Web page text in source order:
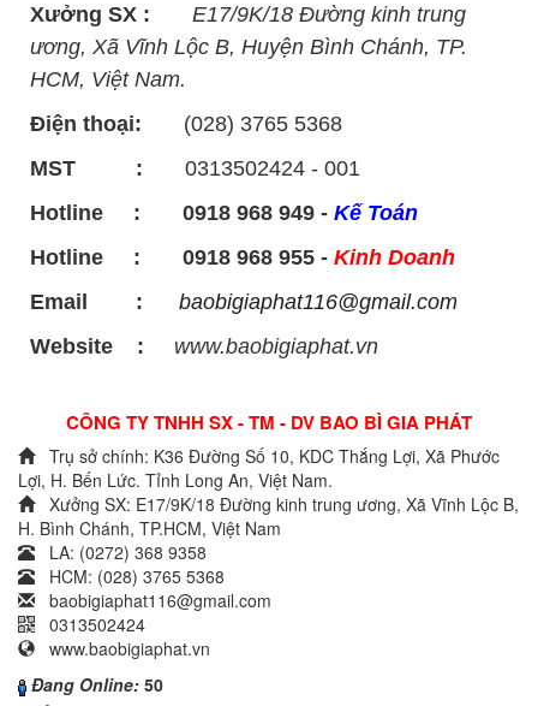
Xưởng SX :
E17/9K/18 Đường kinh trung
ương, Xã Vĩnh Lộc B, Huyện Bình Chánh, TP.
HCM, Việt Nam.
Điện thoại: (028) 3765 5368
MST : 0313502424 - 001
Hotline : 0918 968 949 - Kế Toán
Hotline : 0918 968 955 - Kinh Doanh
Email : baobigiaphat116@gmail.com
Website : www.baobigiaphat.vn
CÔNG TY TNHH SX - TM - DV BAO BÌ GIA PHÁT
Trụ sở chính: K36 Đường Số 10, KDC Thắng Lợi, Xã Phước
Lợi, H. Bến Lức. Tỉnh Long An, Việt Nam.
Xưởng SX: E17/9K/18 Đường kinh trung ương, Xã Vĩnh Lộc B,
H. Bình Chánh, TP.HCM, Việt Nam
LA: (0272) 368 9358
HCM: (028) 3765 5368
baobigiaphat116@gmail.com
0313502424
www.baobigiaphat.vn
Đang Online: 50